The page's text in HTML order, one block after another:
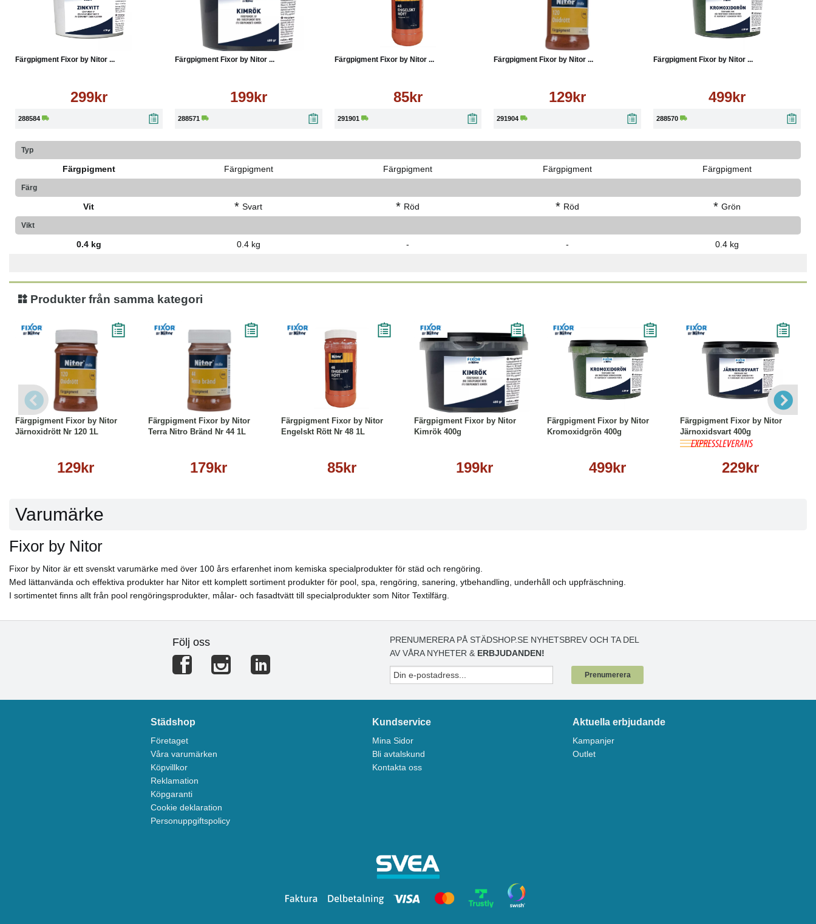
Färgpigment Fixor by Nitor ...
299kr
288584
Läs mer
Färgpigment Fixor by Nitor ...
199kr
288571
Köp Läs mer
Färgpigment Fixor by Nitor ...
85kr
291901
Färgpigment Fixor by Nitor ...
129kr
291904
Färgpigment Fixor by Nitor ...
499kr
288570
Läs mer
Typ
Färgpigment Färgpigment Färgpigment Färgpigment Färgpigment
Färg
Vit * Svart * Röd * Röd * Grön
Vikt
0.4 kg 0.4 kg - - 0.4 kg
Produkter från samma kategori
Färgpigment Fixor by Nitor
Järnoxidrött Nr 120 1L
129kr
Köp Läs mer
Färgpigment Fixor by Nitor
Terra Nitro Bränd Nr 44 1L
179kr
Läs mer
Färgpigment Fixor by Nitor
Engelskt Rött Nr 48 1L
85kr
Färgpigment Fixor by Nitor
Kimrök 400g
199kr
Läs mer
Färgpigment Fixor by Nitor
Kromoxidgrön 400g
499kr
Köp Läs mer
Färgpigment Fixor by Nitor
Järnoxidsvart 400g
229kr
Köp Läs mer
Varumärke
Fixor by Nitor
Fixor by Nitor är ett svenskt varumärke med över 100 års erfarenhet inom kemiska specialprodukter för städ och rengöring.
Med lättanvända och effektiva produkter har Nitor ett komplett sortiment produkter för pool, spa, rengöring, sanering, ytbehandling, underhåll och uppfräschning.
I sortimentet finns allt från pool rengöringsprodukter, målar- och fasadtvätt till specialprodukter som Nitor Textilfärg.
Följ oss
PRENUMERERA PÅ STÄDSHOP.SE NYHETSBREV OCH TA DEL
AV VÅRA NYHETER & ERBJUDANDEN!
Prenumerera
Städshop
Företaget
Våra varumärken
Köpvillkor
Reklamation
Köpgaranti
Cookie deklaration
Personuppgiftspolicy
Kundservice
Mina Sidor
Bli avtalskund
Kontakta oss
Aktuella erbjudande
Kampanjer
Outlet